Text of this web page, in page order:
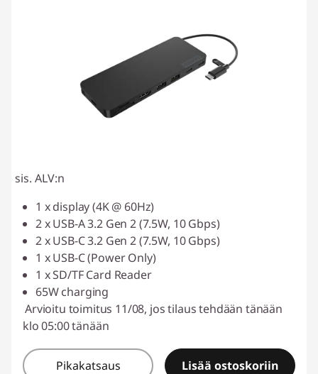
sis. ALV:n
1 x display (4K @ 60Hz)
2 x USB-A 3.2 Gen 2 (7.5W, 10 Gbps)
2 x USB-C 3.2 Gen 2 (7.5W, 10 Gbps)
1 x USB-C (Power Only)
1 x SD/TF Card Reader
65W charging
Arvioitu toimitus 11/08, jos tilaus tehdään tänään
klo 05:00 tänään
Pikakatsaus Lisää ostoskoriin